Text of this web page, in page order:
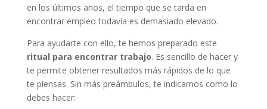
en los últimos años, el tiempo que se tarda en
encontrar empleo todavía es demasiado elevado.
Para ayudarte con ello, te hemos preparado este
ritual para encontrar trabajo. Es sencillo de hacer y
te permite obtener resultados más rápidos de lo que
te piensas. Sin más preámbulos, te indicamos como lo
debes hacer: